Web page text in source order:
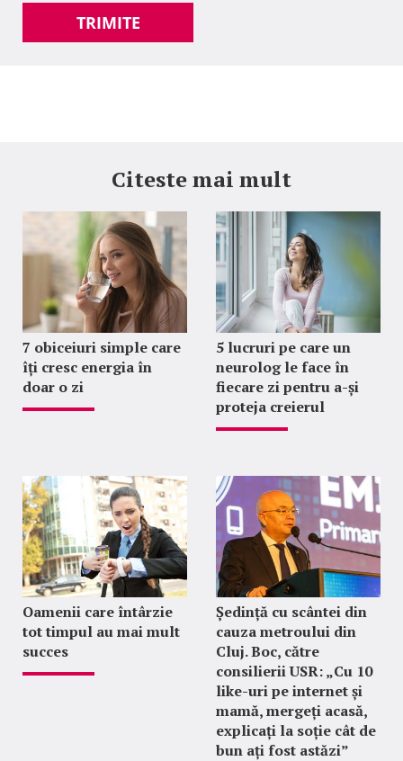
TRIMITE
Citeste mai mult
7 obiceiuri simple care
îți cresc energia în
doar o zi
5 lucruri pe care un
neurolog le face în
fiecare zi pentru a-și
proteja creierul
Oamenii care întârzie
tot timpul au mai mult
succes
Ședință cu scântei din
cauza metroului din
Cluj. Boc, către
consilierii USR: „Cu 10
like-uri pe internet și
mamă, mergeți acasă,
explicați la soție cât de
bun ați fost astăzi”